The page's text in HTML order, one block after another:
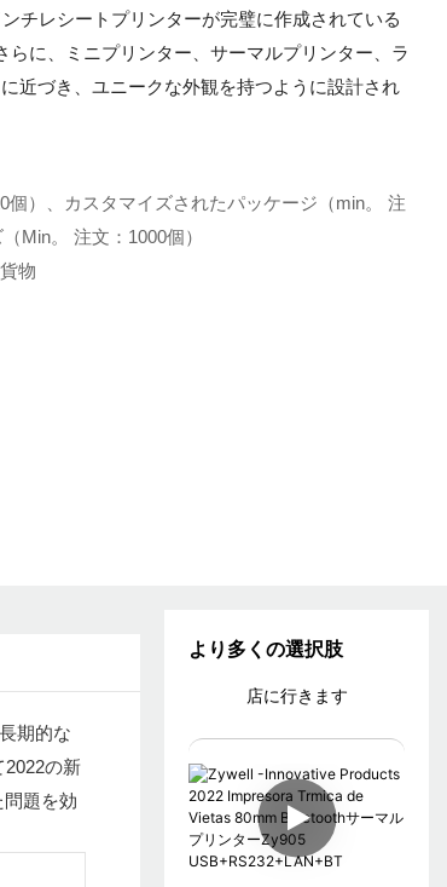
チレシートプリンターが完璧に作成されている
に、ミニプリンター、サーマルプリンター、ラ
近づき、ユニークな外観を持つように設計され
）、カスタマイズされたパッケージ（min。 注
Min。 注文：1000個）
物
より多くの選択肢
店に行きます
期的な
の新
題を効